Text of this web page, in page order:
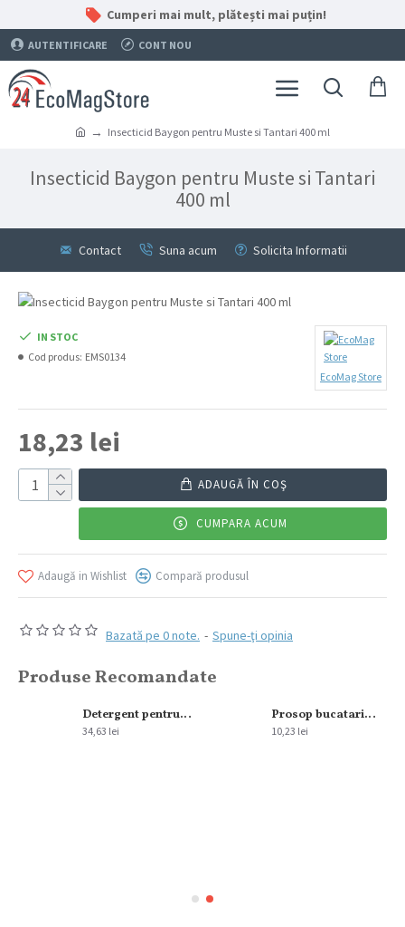
Cumperi mai mult, plătești mai puțin!
AUTENTIFICARE CONT NOU
Insecticid Baygon pentru Muste si Tantari 400 ml
Insecticid Baygon pentru Muste si Tantari
400 ml
Contact Suna acum Solicita Informatii
Bazată pe 0 note. - Spune-ţi opinia
18,23 lei
IN STOC
Cod produs: EMS0134
EcoMag Store
ADAUGĂ ÎN COŞ
CUMPARA ACUM
Adaugă in Wishlist Compară produsul
Produse Recomandate
Detergent pentru pardoseala Sano Floor Fresh Home Spa 2L
34,63 lei
Prosop bucatarie Alint 2str 220 foi
10,23 lei